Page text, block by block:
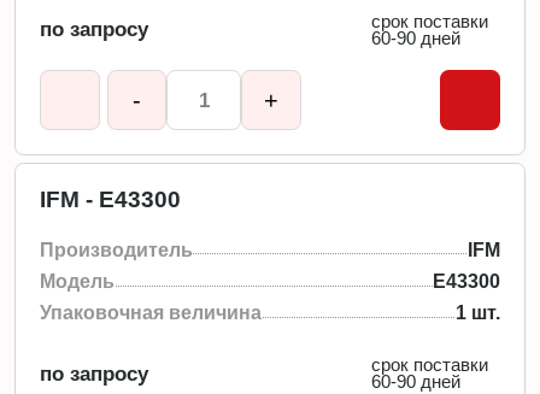
по запросу
срок поставки
60-90 дней
- +
IFM - E43300
Производитель
IFM
Модель
E43300
Упаковочная величина
1 шт.
по запросу
срок поставки
60-90 дней